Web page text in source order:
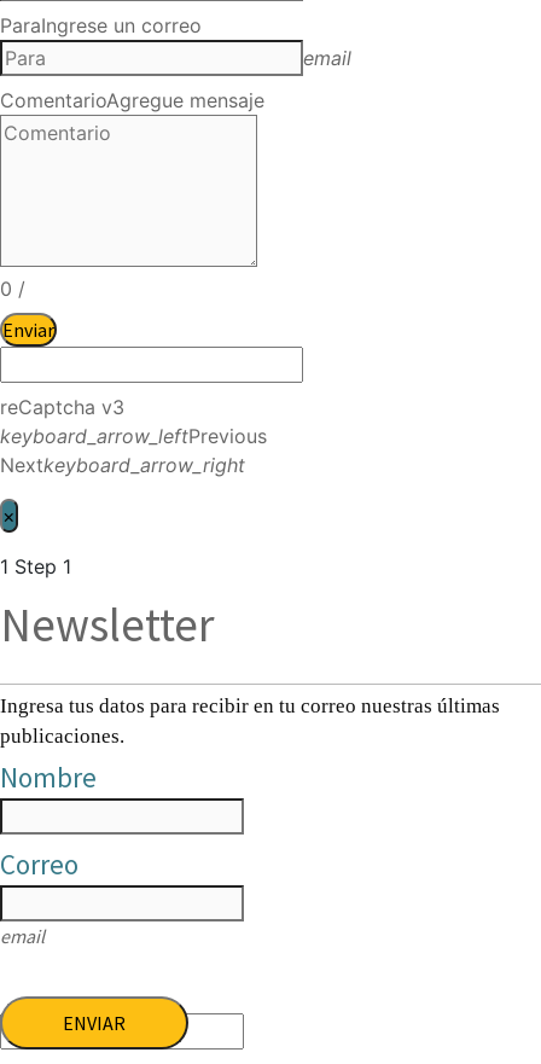
ParaIngrese un correo
email
ComentarioAgregue mensaje
0 /
Enviar
reCaptcha v3
keyboard_arrow_leftPrevious
Nextkeyboard_arrow_right
×
1 Step 1
Newsletter
Ingresa tus datos para recibir en tu correo nuestras últimas
publicaciones.
Nombre
Correo
email
ENVIAR